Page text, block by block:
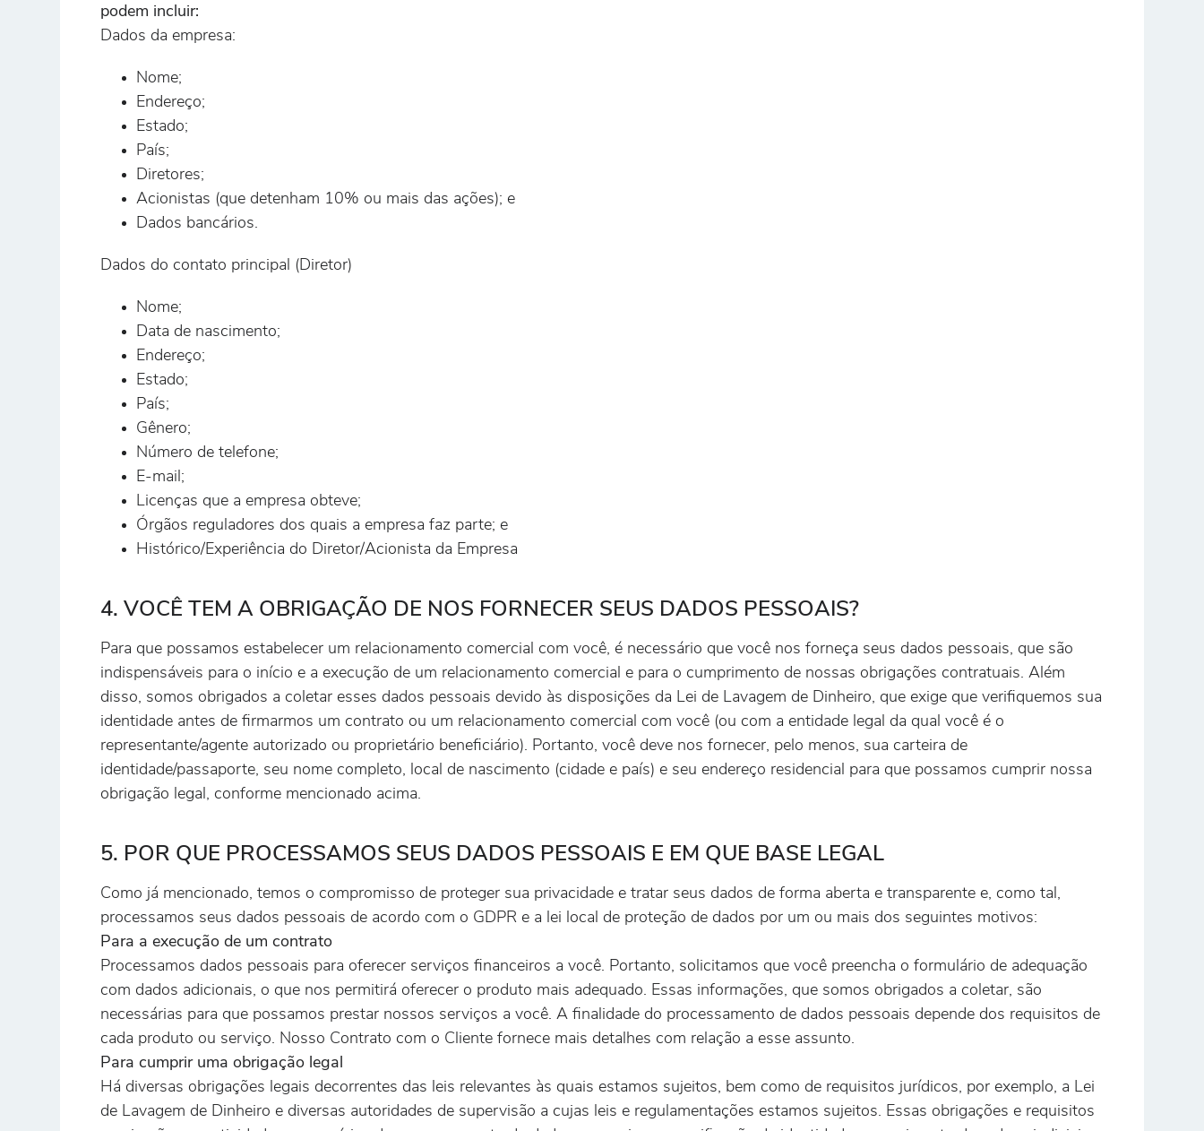
podem incluir:
Dados da empresa:
Nome;
Endereço;
Estado;
País;
Diretores;
Acionistas (que detenham 10% ou mais das ações); e
Dados bancários.
Dados do contato principal (Diretor)
Nome;
Data de nascimento;
Endereço;
Estado;
País;
Gênero;
Número de telefone;
E-mail;
Licenças que a empresa obteve;
Órgãos reguladores dos quais a empresa faz parte; e
Histórico/Experiência do Diretor/Acionista da Empresa
4. VOCÊ TEM A OBRIGAÇÃO DE NOS FORNECER SEUS DADOS PESSOAIS?
Para que possamos estabelecer um relacionamento comercial com você, é necessário que você nos forneça seus dados pessoais, que são
indispensáveis para o início e a execução de um relacionamento comercial e para o cumprimento de nossas obrigações contratuais. Além
disso, somos obrigados a coletar esses dados pessoais devido às disposições da Lei de Lavagem de Dinheiro, que exige que verifiquemos sua
identidade antes de firmarmos um contrato ou um relacionamento comercial com você (ou com a entidade legal da qual você é o
representante/agente autorizado ou proprietário beneficiário). Portanto, você deve nos fornecer, pelo menos, sua carteira de
identidade/passaporte, seu nome completo, local de nascimento (cidade e país) e seu endereço residencial para que possamos cumprir nossa
obrigação legal, conforme mencionado acima.
5. POR QUE PROCESSAMOS SEUS DADOS PESSOAIS E EM QUE BASE LEGAL
Como já mencionado, temos o compromisso de proteger sua privacidade e tratar seus dados de forma aberta e transparente e, como tal,
processamos seus dados pessoais de acordo com o GDPR e a lei local de proteção de dados por um ou mais dos seguintes motivos:
Para a execução de um contrato
Processamos dados pessoais para oferecer serviços financeiros a você. Portanto, solicitamos que você preencha o formulário de adequação
com dados adicionais, o que nos permitirá oferecer o produto mais adequado. Essas informações, que somos obrigados a coletar, são
necessárias para que possamos prestar nossos serviços a você. A finalidade do processamento de dados pessoais depende dos requisitos de
cada produto ou serviço. Nosso Contrato com o Cliente fornece mais detalhes com relação a esse assunto.
Para cumprir uma obrigação legal
Há diversas obrigações legais decorrentes das leis relevantes às quais estamos sujeitos, bem como de requisitos jurídicos, por exemplo, a Lei
de Lavagem de Dinheiro e diversas autoridades de supervisão a cujas leis e regulamentações estamos sujeitos. Essas obrigações e requisitos